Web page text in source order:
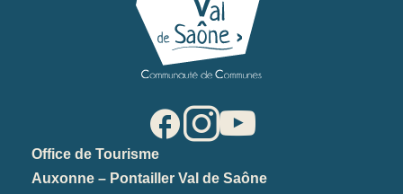
Office de Tourisme
Auxonne – Pontailler Val de Saône